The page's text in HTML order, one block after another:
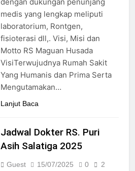
24/05/2024
Pendaftaran Pasien BPJS
RSUD Banyumas
medis yang lengkap meliputi
laboratorium, Rontgen,
fisioterasi dll,. Visi, Misi dan
Motto RS Maguan Husada
VisiTerwujudnya Rumah Sakit
Yang Humanis dan Prima Serta
Mengutamakan…
Lanjut Baca
Jadwal Dokter RS. Puri
Asih Salatiga 2025
Guest 15/07/2025 0
2